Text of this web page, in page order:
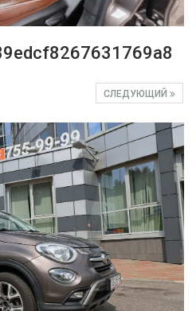
СЛЕДУЮЩИЙ